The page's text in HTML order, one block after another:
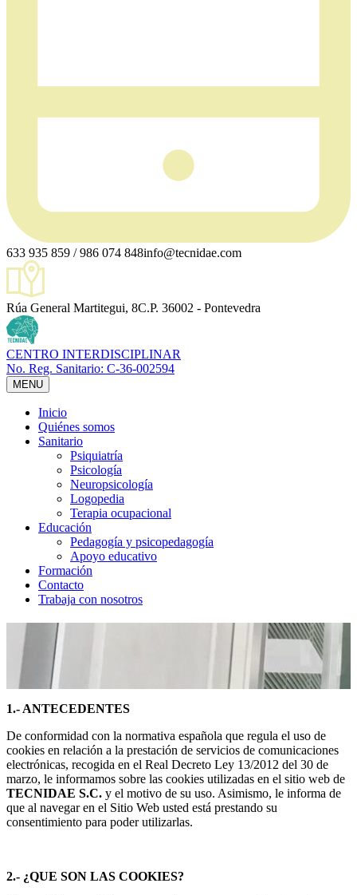
633 935 859 / 986 074 848info@tecnidae.com
Rúa General Martitegui, 8C.P. 36002 - Pontevedra
CENTRO INTERDISCIPLINAR
No. Reg. Sanitario: C-36-002594
MENU
Inicio
Quiénes somos
Sanitario
Psiquiatría
Psicología
Neuropsicología
Logopedia
Terapia ocupacional
Educación
Pedagogía y psicopedagogía
Apoyo educativo
Formación
Contacto
Trabaja con nosotros
1.- ANTECEDENTES
De conformidad con la normativa española que regula el uso de
cookies en relación a la prestación de servicios de comunicaciones
electrónicas, recogida en el Real Decreto Ley 13/2012 del 30 de
marzo, le informamos sobre las cookies utilizadas en el sitio web de
TECNIDAE S.C. y el motivo de su uso. Asimismo, le informa de
que al navegar en el Sitio Web usted está prestando su
consentimiento para poder utilizarlas.
2.- ¿QUE SON LAS COOKIES?